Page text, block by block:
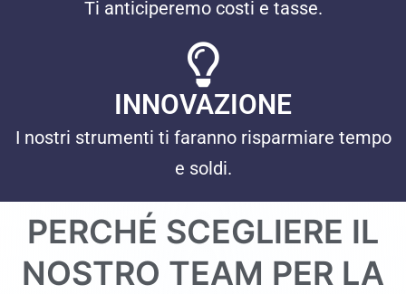
Ti anticiperemo costi e tasse.
INNOVAZIONE
I nostri strumenti ti faranno risparmiare tempo
e soldi.
PERCHÉ SCEGLIERE IL
NOSTRO TEAM PER LA